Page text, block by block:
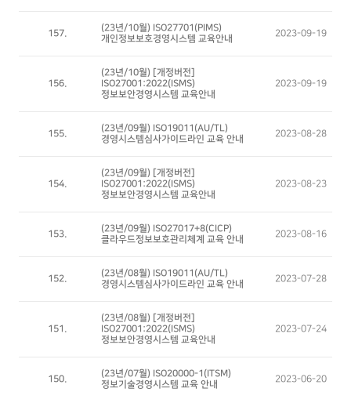
157.
(23년/10월) ISO27701(PIMS)
개인정보보호경영시스템 교육안내
2023-09-19
156.
(23년/10월) [개정버전]
ISO27001:2022(ISMS)
정보보안경영시스템 교육안내
2023-09-19
155.
(23년/09월) ISO19011(AU/TL)
경영시스템심사가이드라인 교육 안내
2023-08-28
154.
(23년/09월) [개정버전]
ISO27001:2022(ISMS)
정보보안경영시스템 교육안내
2023-08-23
153.
(23년/09월) ISO27017+8(CICP)
클라우드정보보호관리체계 교육 안내
2023-08-16
152.
(23년/08월) ISO19011(AU/TL)
경영시스템심사가이드라인 교육 안내
2023-07-28
151.
(23년/08월) [개정버전]
ISO27001:2022(ISMS)
정보보안경영시스템 교육안내
2023-07-24
150.
(23년/07월) ISO20000-1(ITSM)
정보기술경영시스템 교육 안내
2023-06-20